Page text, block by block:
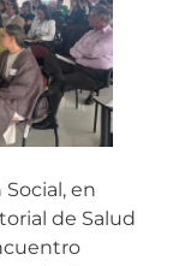
en
de Salud